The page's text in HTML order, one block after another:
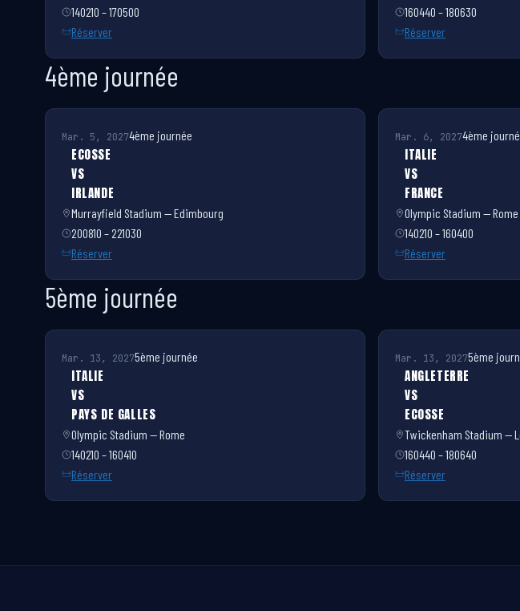
140210 – 170500
Réserver
160440 – 180630
Réserver
4ème journée
Mar. 5, 20274ème journée
ECOSSE
VS
IRLANDE
Murrayfield Stadium — Edimbourg
200810 – 221030
Réserver
Mar. 6, 20274ème
ITALIE
VS
FRANCE
Olympic Stadium — Rome
140210 – 160400
Réserver
5ème journée
Mar. 13, 20275ème journée
ITALIE
VS
PAYS DE GALLES
Olympic Stadium — Rome
140210 – 160410
Réserver
Mar. 13, 20275ème
ANGLETERRE
VS
ECOSSE
Twickenham Stadium —
160440 – 180640
Réserver